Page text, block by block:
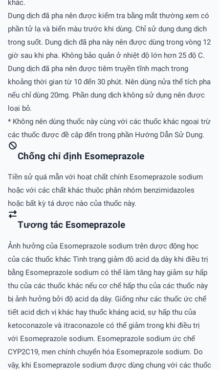
khác.
Dung dịch đã pha nên được kiểm tra bằng mắt thường xem có
phần tử lạ và biến màu trước khi dùng. Chỉ sử dụng dung dịch
trong suốt. Dung dịch đã pha này nên được dùng trong vòng 12
giờ sau khi pha. Không bảo quản ở nhiệt độ lớn hơn 25 độ C.
Dung dịch đã pha nên được tiêm truyền tĩnh mạch trong
khoảng thời gian từ 10 đến 30 phút. Nên dùng nửa thể tích pha
nếu chỉ dùng 20mg. Phần dung dịch không sử dụng nên được
loại bỏ.
* Không nên dùng thuốc này cùng với các thuốc khác ngoại trừ
các thuốc được đề cập đến trong phần Hướng Dẫn Sử Dụng.
Chống chỉ định Esomeprazole
Tiền sử quá mẫn với hoạt chất chính Esomeprazole sodium
hoặc với các chất khác thuộc phân nhóm benzimidazoles
hoặc bất kỳ tá dược nào của thuốc này.
Tương tác Esomeprazole
Ảnh hưởng của Esomeprazole sodium trên dược động học
của các thuốc khác Tình trạng giảm độ acid dạ dày khi điều trị
bằng Esomeprazole sodium có thể làm tăng hay giảm sự hấp
thu của các thuốc khác nếu cơ chế hấp thu của các thuốc này
bị ảnh hưởng bởi độ acid dạ dày. Giống như các thuốc ức chế
tiết acid dịch vị khác hay thuốc kháng acid, sự hấp thu của
ketoconazole và itraconazole có thể giảm trong khi điều trị
với Esomeprazole sodium. Esomeprazole sodium ức chế
CYP2C19, men chính chuyển hóa Esomeprazole sodium. Do
vậy, khi Esomeprazole sodium được dùng chung với các thuốc